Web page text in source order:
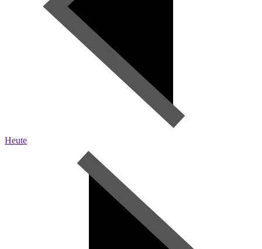
Heute